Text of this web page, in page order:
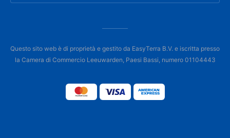
Questo sito web è di proprietà e gestito da EasyTerra B.V. e iscritta presso
la Camera di Commercio Leeuwarden, Paesi Bassi, numero 01104443